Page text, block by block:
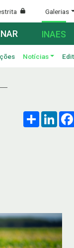
Galerias
INAES
Notícias